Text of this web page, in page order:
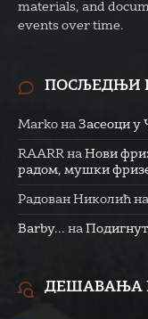
materials, and
events over time.
ПОСЉЕДЊИ
Marko на Засеоци у
RAARR на Нови
радом, мушки
Радован Николић на
Barby... на
ДЕШАВАЊА